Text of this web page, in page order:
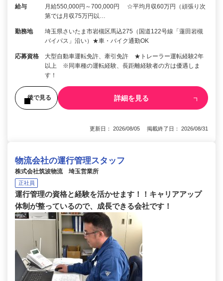
給与
月給550,000円～700,000円 ☆平均月収60万円（頑張り次
第では月収75万円以…
勤務地
埼玉県さいたま市岩槻区馬込275（国道122号線「蓮田岩槻
バイパス」沿い）★車・バイク通勤OK
応募資格
大型自動車運転免許、牽引免許 ★トレーラー運転経験2年
以上 ※同車種の運転経験、長距離経験者の方は優遇しま
す！
後で見る 詳細を見る
更新日： 2026/08/05 掲載終了日： 2026/08/31
物流会社の運行管理スタッフ
株式会社筑波物流 埼玉営業所
正社員
運行管理の資格と経験を活かせます！！キャリアアップ
体制が整っているので、成長できる会社です！